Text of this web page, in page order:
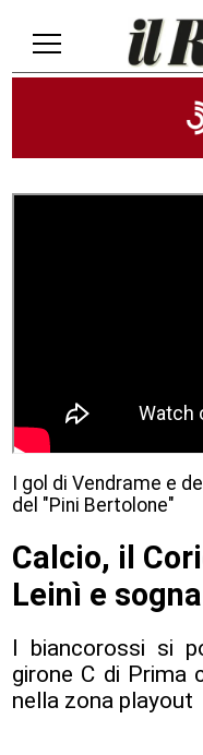
I gol di Vendrame e
del "Pini Bertolone"
Calcio, il
Leinì e
I biancorossi si
girone C di Prima
nella zona playout